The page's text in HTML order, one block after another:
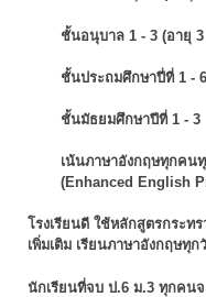
ชั้นอนุบาล 1 - 3 (อายุ
ชั้นประถมศึกษาปี่ที่ 1 - 6
ชั้นมัธยมศึกษาปีที่ 1 - 3
เน้นภาษาอังกฤษทุกคน
(Enhanced English
โรงเรียนดี ใช้หลักสูตรกระท
เพิ่มเติม เรียนภาษาอังกฤษทุ
นักเรียนที่จบ ป.6 ม.3 ทุกคน